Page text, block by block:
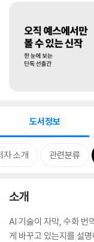
도서정보
자 소개 관련분류
소개
AI 기술이 자막, 수화 번
게 바꾸고 있는지를 설